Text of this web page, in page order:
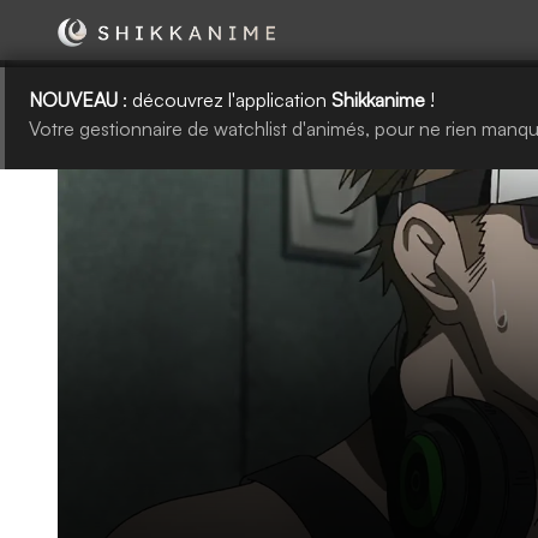
NOUVEAU : découvrez l'application Shikkanime !
Votre gestionnaire de watchlist d'animés, pour ne rien